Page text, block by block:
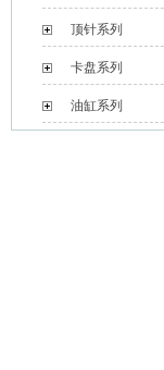
顶针系列
卡盘系列
油缸系列